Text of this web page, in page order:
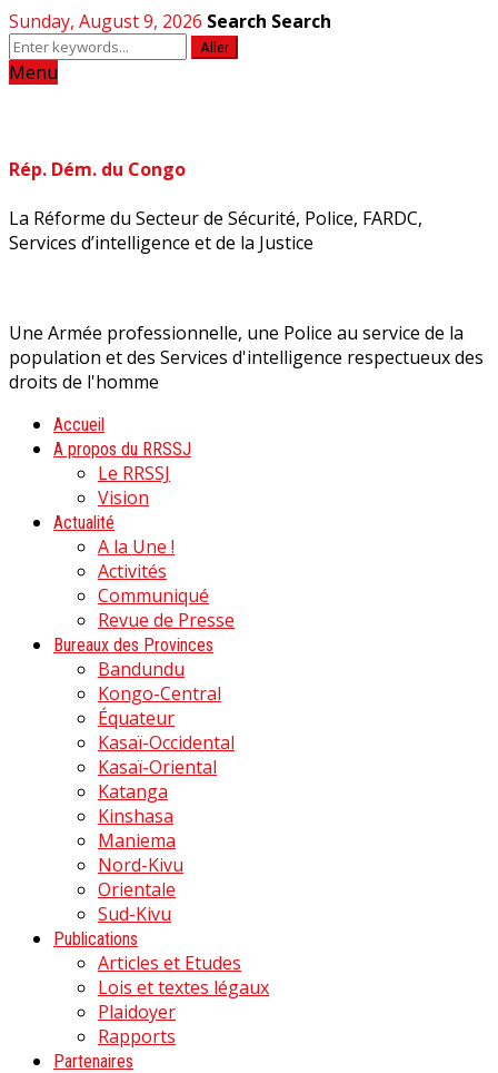
Sunday, August 9, 2026 Search Search
Aller
Menu
Rép. Dém. du Congo
La Réforme du Secteur de Sécurité, Police, FARDC,
Services d’intelligence et de la Justice
Une Armée professionnelle, une Police au service de la
population et des Services d'intelligence respectueux des
droits de l'homme
Accueil
A propos du RRSSJ
Le RRSSJ
Vision
Actualité
A la Une !
Activités
Communiqué
Revue de Presse
Bureaux des Provinces
Bandundu
Kongo-Central
Équateur
Kasaï-Occidental
Kasaï-Oriental
Katanga
Kinshasa
Maniema
Nord-Kivu
Orientale
Sud-Kivu
Publications
Articles et Etudes
Lois et textes légaux
Plaidoyer
Rapports
Partenaires